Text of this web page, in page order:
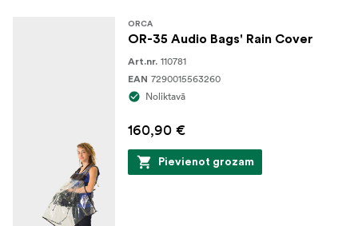
ORCA
OR-35 Audio Bags' Rain Cover
Art.nr. 110781
EAN 7290015563260
Noliktavā
160,90 €
Pievienot grozam